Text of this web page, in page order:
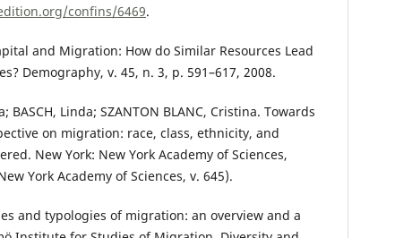
confins/6469.
and Migration: How do Similar Resources Lead
Demography, v. 45, n. 3, p. 591–617, 2008.
BASCH, Linda; SZANTON BLANC, Cristina. Towards
on migration: race, class, ethnicity, and
New York: New York Academy of Sciences,
York Academy of Sciences, v. 645).
and typologies of migration: an overview and a